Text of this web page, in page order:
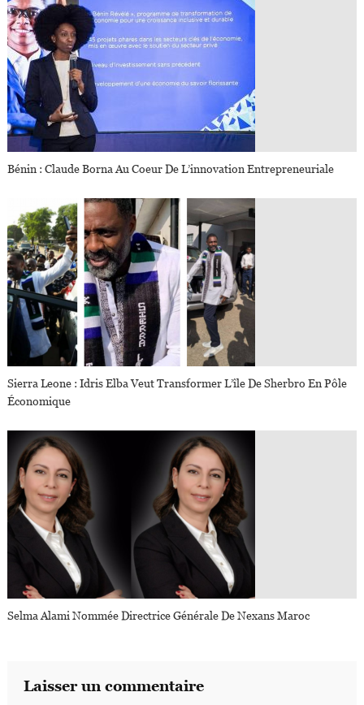
Bénin : Claude Borna Au Coeur De L’innovation Entrepreneuriale
Sierra Leone : Idris Elba Veut Transformer L’île De Sherbro En Pôle
Économique
Selma Alami Nommée Directrice Générale De Nexans Maroc
Laisser un commentaire